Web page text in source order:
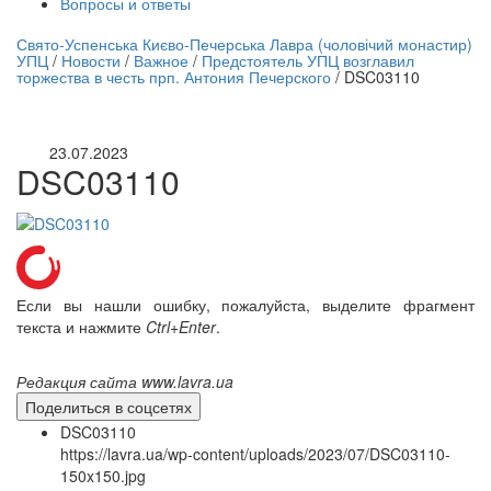
трансляция | 12 сентября
трансляции
Свято-Успенська Києво-Печерська Лавра (чоловічий монастир)
УПЦ / Новости / Важное / Предстоятель УПЦ возглавил
торжества в честь прп. Антония Печерского / DSC03110
23.07.2023
DSC03110
Если вы нашли ошибку, пожалуйста, выделите фрагмент
текста и нажмите Ctrl+Enter.
Редакция сайта www.lavra.ua
Поделиться в соцсетях
DSC03110
https://lavra.ua/wp-content/uploads/2023/07/DSC03110-
150x150.jpg